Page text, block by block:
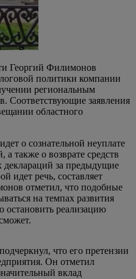
Георгий Филимонов
политики компании
региональным
Соответствующие заявления
областного
о сознательной неуплате
также о возврате средств
деклараций за предыдущие
идет речь, составляет
отметил, что подобные
на темпах развития
остановить реализацию
что его претензии
Он отметил
вклад